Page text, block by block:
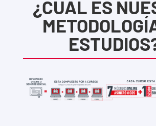
¿CUÁL ES